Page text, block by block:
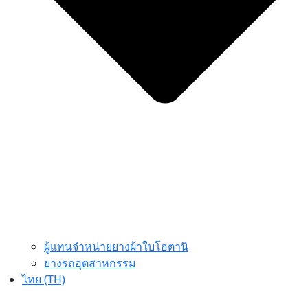
ผู้แทนจำหน่ายยางผ้าใบโอตานิ
ยางรถอุตสาหกรรม
ไทย (TH)